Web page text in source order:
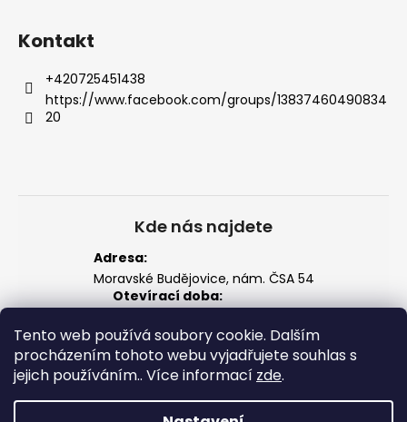
Tento web používá soubory cookie. Dalším
procházením tohoto webu vyjadřujete souhlas s
jejich používáním.. Více informací zde.
Kontakt
+420725451438
https://www.facebook.com/groups/13837460490834
20
Kde nás najdete
Adresa:
Moravské Budějovice, nám. ČSA 54
Otevírací doba:
So: 8:00 – 12:00
Zobrazit na mapě